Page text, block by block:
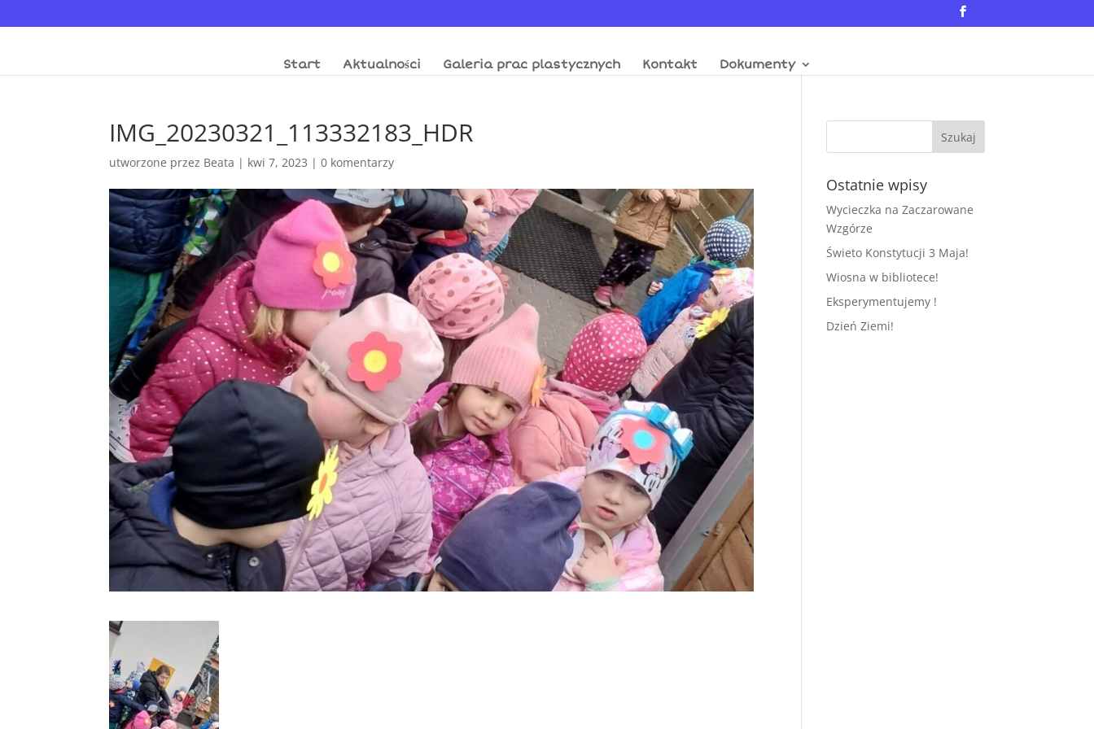
Start Aktualności Galeria prac plastycznych Kontakt Dokumenty
IMG_20230321_113332183_HDR
utworzone przez Beata | kwi 7, 2023 |0 komentarzy
Ostatnie wpisy
Wycieczka na Zaczarowane
Wzgórze
Świeto Konstytucji 3 Maja!
Wiosna w bibliotece!
Eksperymentujemy !
Dzień Ziemi!